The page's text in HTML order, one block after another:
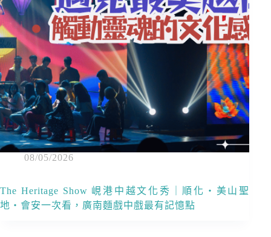
08/05/2026
The Heritage Show 峴港中越文化秀｜順化・美山聖
地・會安一次看，廣南麵戲中戲最有記憶點